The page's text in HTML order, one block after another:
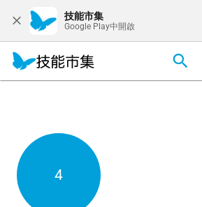
技能市集
Google Play中開啟
4